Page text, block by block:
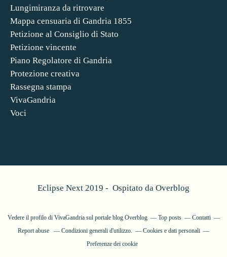
Lungimiranza da ritrovare
Mappa censuaria di Gandria 1855
Petizione al Consiglio di Stato
Petizione vincente
Piano Regolatore di Gandria
Protezione creativa
Rassegna stampa
VivaGandria
Voci
Eclipse Next 2019 - Ospitato da Overblog
Vedere il profilo di VivaGandriasul portale blog Overblog Top posts
Contatti
Report abuse
Condizioni generali d'utilizzo.
Cookies e dati personali
Preferenze dei cookie